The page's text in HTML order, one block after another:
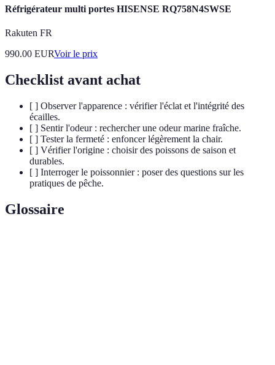
Réfrigérateur multi portes HISENSE RQ758N4SWSE
Rakuten FR
990.00 EURVoir le prix
Checklist avant achat
[ ] Observer l'apparence : vérifier l'éclat et l'intégrité des
écailles.
[ ] Sentir l'odeur : rechercher une odeur marine fraîche.
[ ] Tester la fermeté : enfoncer légèrement la chair.
[ ] Vérifier l'origine : choisir des poissons de saison et
durables.
[ ] Interroger le poissonnier : poser des questions sur les
pratiques de pêche.
Glossaire